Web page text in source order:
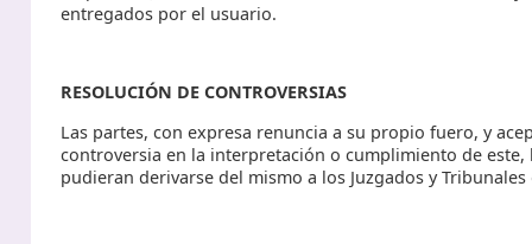
entregados por el usuario.
RESOLUCIÓN DE CONTROVERSIAS
Las partes, con expresa renuncia a su propio fuero, y
controversia en la interpretación o cumplimiento de
pudieran derivarse del mismo a los Juzgados y Tribunales